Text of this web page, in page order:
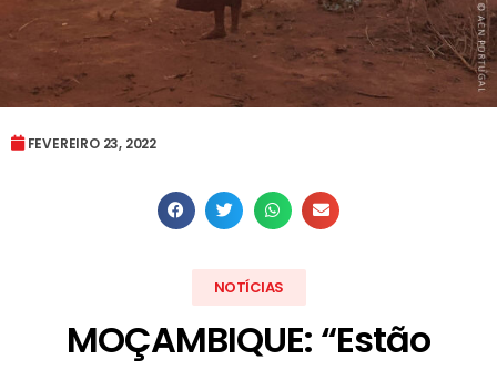
FEVEREIRO 23, 2022
NOTÍCIAS
MOÇAMBIQUE: “Estão